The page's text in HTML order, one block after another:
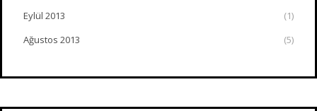
Eylül 2013
(1)
Ağustos 2013
(5)